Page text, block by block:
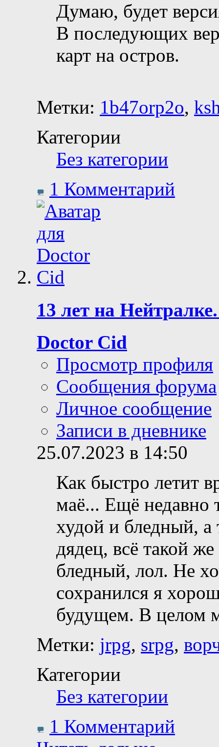
Думаю, будет
В последующих
карт на остров.
Метки: 1b47orp2o,
Категории
Без категории
1 Комментарий
13 лет на
Doctor Cid
Просмотр профиля
Сообщения форума
Личное сообщение
Записи в дневнике
25.07.2023 в 14:50
Как быстро летит
маё... Ещё недавно
худой и бледный, а
дядец, всё такой
бледный, лол. Не
сохранился я
будущем. В целом
Метки: jrpg, srpg,
Категории
Без категории
1 Комментарий